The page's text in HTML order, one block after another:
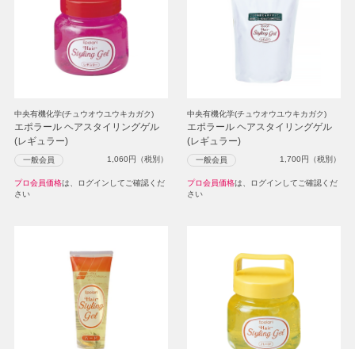
中央有機化学(チュウオウユウキカガク)
エポラール ヘアスタイリングゲル
(レギュラー)
一般会員 1,060円（税別）
プロ会員価格は、ログインしてご確認くだ
さい
中央有機化学(チュウオウユウキカガク)
エポラール ヘアスタイリングゲル
(レギュラー)
一般会員 1,700円（税別）
プロ会員価格は、ログインしてご確認くだ
さい